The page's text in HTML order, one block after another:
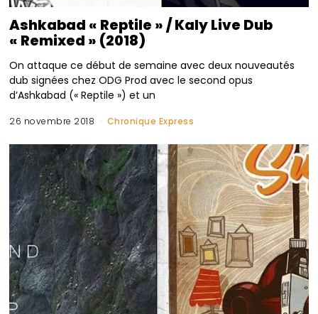
Ashkabad « Reptile » / Kaly Live Dub
« Remixed » (2018)
On attaque ce début de semaine avec deux nouveautés
dub signées chez ODG Prod avec le second opus
d’Ashkabad (« Reptile ») et un
26 novembre 2018 Chronique Express